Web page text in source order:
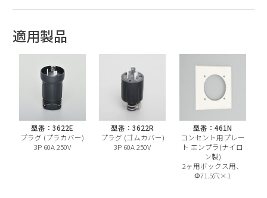
適用製品
型番：3622E
プラグ (プラカバー)
3P 60A 250V
型番：3622R
プラグ (ゴムカバー)
3P 60A 250V
型番：461N
コンセント用プレー
ト エンプラ(ナイロ
ン製)
2ヶ用ボックス用、
Φ71.5穴×1